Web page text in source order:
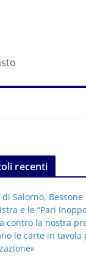
recenti
di Salorno,
e le “Pari
contro la nostra
le carte in tavola